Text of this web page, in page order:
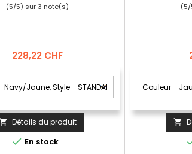
(5/5) sur3 note(s)
Prix
228,22 CHF
Détails du produit
 En stock
(5/
